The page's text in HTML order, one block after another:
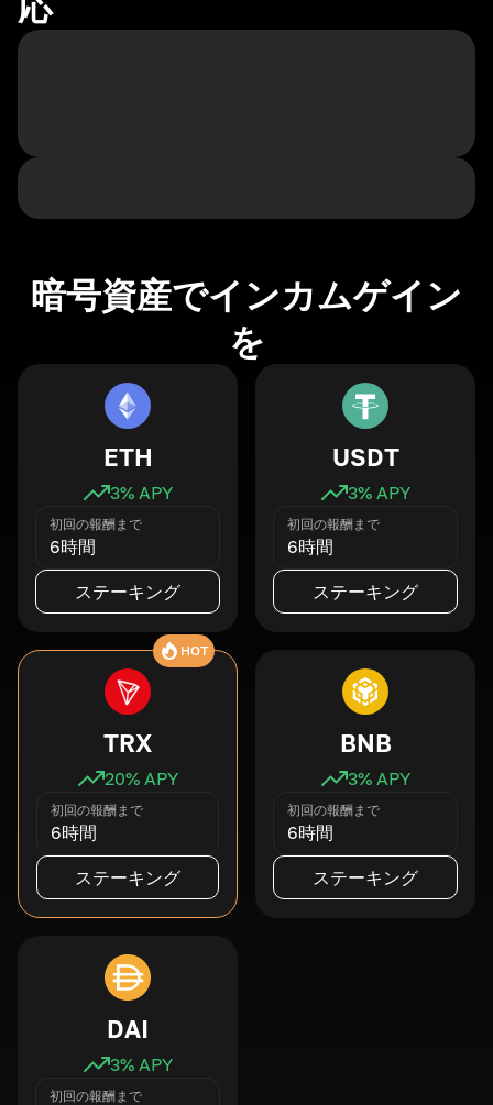
暗号資産でインカムゲイン
を
ETH
3% APY
初回の報酬まで
6時間
ステーキング
USDT
3% APY
初回の報酬まで
6時間
ステーキング
HOT
TRX
20% APY
初回の報酬まで
6時間
ステーキング
BNB
3% APY
初回の報酬まで
6時間
ステーキング
DAI
3% APY
初回の報酬まで